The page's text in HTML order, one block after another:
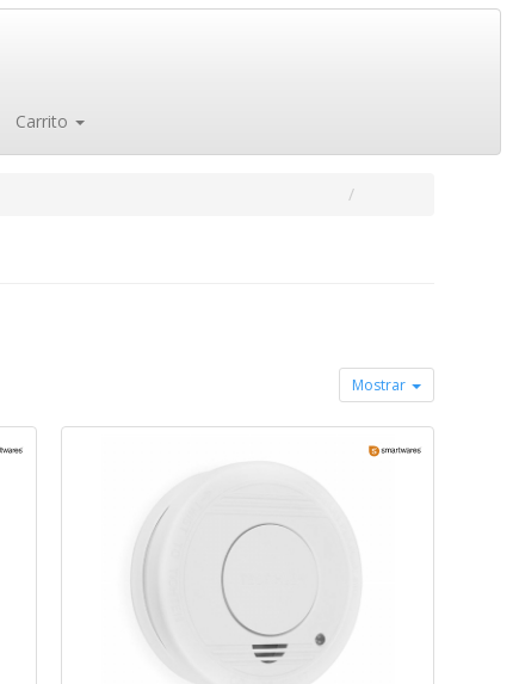
Carrito
Mostrar